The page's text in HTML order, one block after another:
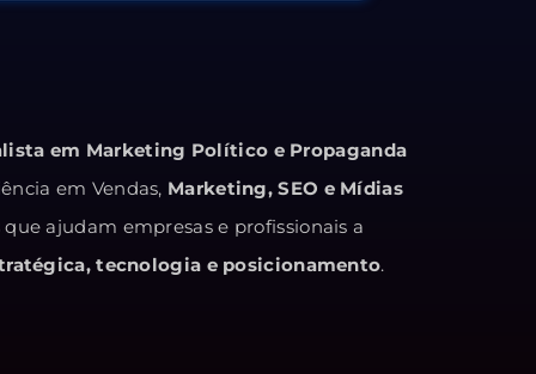
em Marketing Político e Propaganda
em Vendas, Marketing, SEO e Mídias
ajudam empresas e profissionais a
tecnologia e posicionamento.